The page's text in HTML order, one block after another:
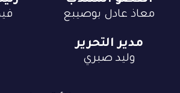
معاذ عادل بوصيبع
مدير التحرير
وليد صبري